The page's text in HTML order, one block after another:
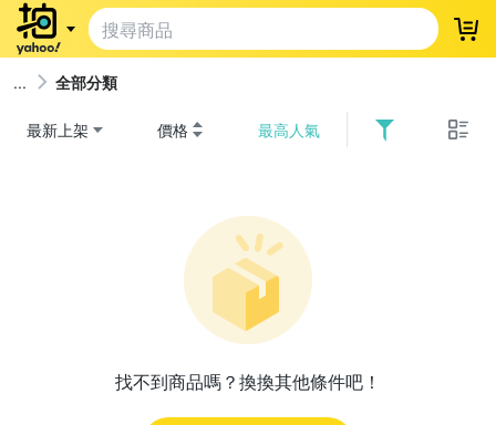
登
全部分類
最新上架 價格 最高人氣
找不到商品嗎？換換其他條件吧！